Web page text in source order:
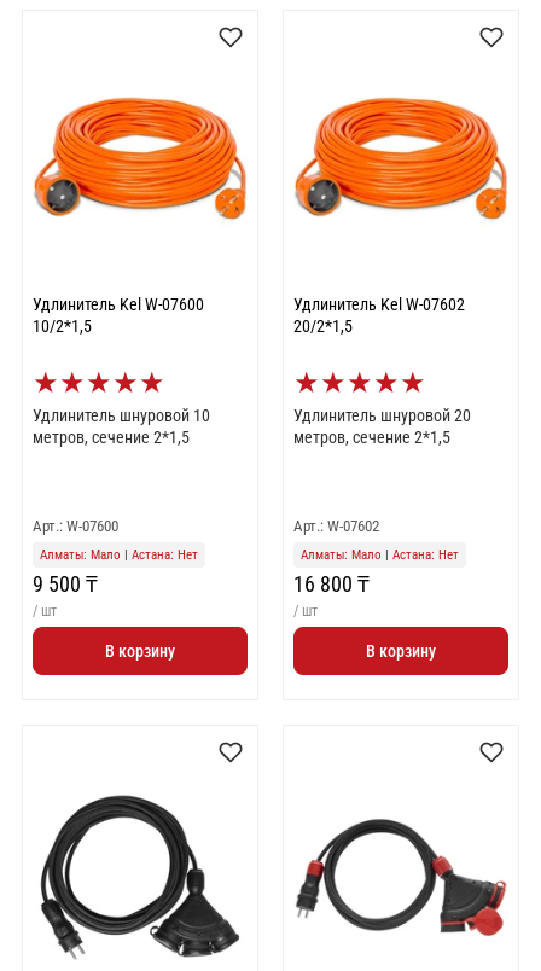
Удлинитель Kel W-07600
10/2*1,5
★★★★★
Удлинитель шнуровой 10
метров, сечение 2*1,5
Арт.: W-07600
Алматы: Мало Астана: Нет
9 500 ₸
/ шт
В корзину
Удлинитель Kel W-07602
20/2*1,5
★★★★★
Удлинитель шнуровой 20
метров, сечение 2*1,5
Арт.: W-07602
Алматы: Мало Астана: Нет
16 800 ₸
/ шт
В корзину